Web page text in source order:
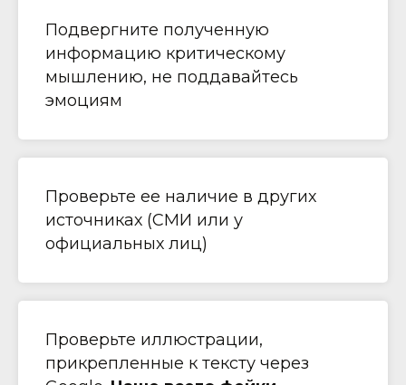
Подвергните полученную
информацию критическому
мышлению, не поддавайтесь
эмоциям
Проверьте ее наличие в других
источниках (СМИ или у
официальных лиц)
Проверьте иллюстрации,
прикрепленные к тексту через